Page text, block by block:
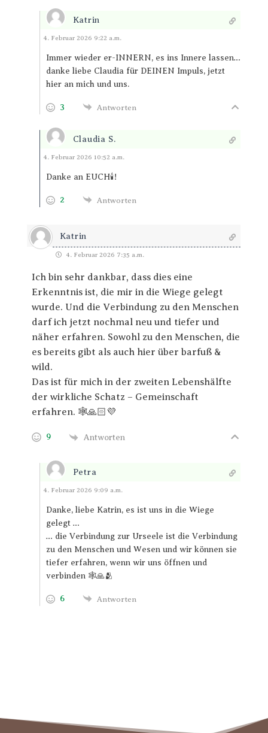
Katrin
Antworten
4. Februar 2026 9:22 a.m.
Immer wieder er-INNERN, es ins Innere lassen…
danke liebe Claudia für DEINEN Impuls, jetzt
hier an mich und uns.
3 Antworten
Claudia S.
Antworten
4. Februar 2026 10:52 a.m.
Danke an EUCH🕯️!
2 Antworten
Katrin
4. Februar 2026 7:35 a.m.
Ich bin sehr dankbar, dass dies eine
Erkenntnis ist, die mir in die Wiege gelegt
wurde. Und die Verbindung zu den Menschen
darf ich jetzt nochmal neu und tiefer und
näher erfahren. Sowohl zu den Menschen, die
es bereits gibt als auch hier über barfuß &
wild.
Das ist für mich in der zweiten Lebenshälfte
der wirkliche Schatz – Gemeinschaft
erfahren. 🕸🙏🏻💜
9 Antworten
Petra
Antworten
4. Februar 2026 9:09 a.m.
Danke, liebe Katrin, es ist uns in die Wiege
gelegt …
… die Verbindung zur Urseele ist die Verbindung
zu den Menschen und Wesen und wir können sie
tiefer erfahren, wenn wir uns öffnen und
verbinden 🕸️🙏🫂
6 Antworten